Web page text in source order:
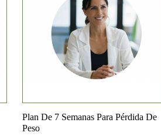
Vista rápida
Plan De 7 Semanas Para Pérdida De
Peso